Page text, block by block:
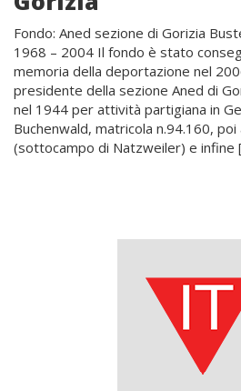
Fondo: Aned sezione di Gorizia
1968 – 2004 Il fondo è stato
memoria della deportazione nel
presidente della sezione Aned di
nel 1944 per attività partigiana in
Buchenwald, matricola n.94.160, poi
(sottocampo di Natzweiler) e infine